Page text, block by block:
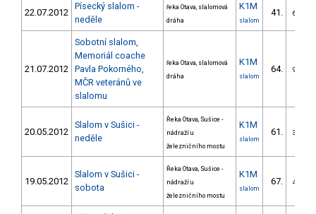
22.07.2012
Písecký slalom -
neděle
řeka Otava, slalomová
dráha
K1M
slalom
41. 6/VS
21.07.2012
Sobotní slalom,
Memoriál coache
Pavla Pokorného,
MČR veteránů ve
slalomu
řeka Otava, slalomová
dráha
K1M
slalom
64. 9/VS
20.05.2012
Slalom v Sušici -
neděle
Řeka Otava, Sušice -
nádraží u
železničního mostu
K1M
slalom
61. 3/VS
19.05.2012
Slalom v Sušici -
sobota
Řeka Otava, Sušice -
nádraží u
železničního mostu
K1M
slalom
67. 4/VS